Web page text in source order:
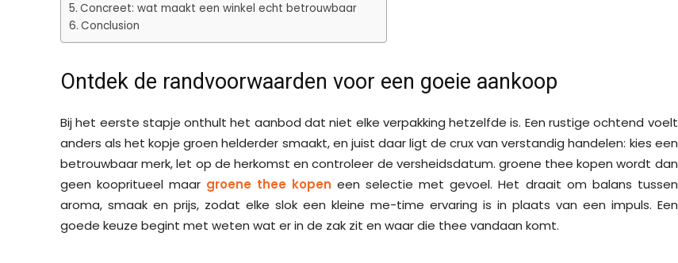
Concreet: wat maakt een winkel echt betrouwbaar
Conclusion
Ontdek de randvoorwaarden voor een goeie aankoop
Bij het eerste stapje onthult het aanbod dat niet elke verpakking hetzelfde is. Een rustige ochtend voelt
anders als het kopje groen helderder smaakt, en juist daar ligt de crux van verstandig handelen: kies een
betrouwbaar merk, let op de herkomst en controleer de versheidsdatum. groene thee kopen wordt dan
geen koopritueel maar groene thee kopen een selectie met gevoel. Het draait om balans tussen
aroma, smaak en prijs, zodat elke slok een kleine me-time ervaring is in plaats van een impuls. Een
goede keuze begint met weten wat er in de zak zit en waar die thee vandaan komt.